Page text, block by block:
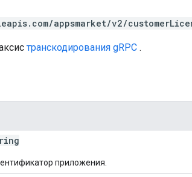
appsmarket/v2/
транскодирования gRPC .
приложения.